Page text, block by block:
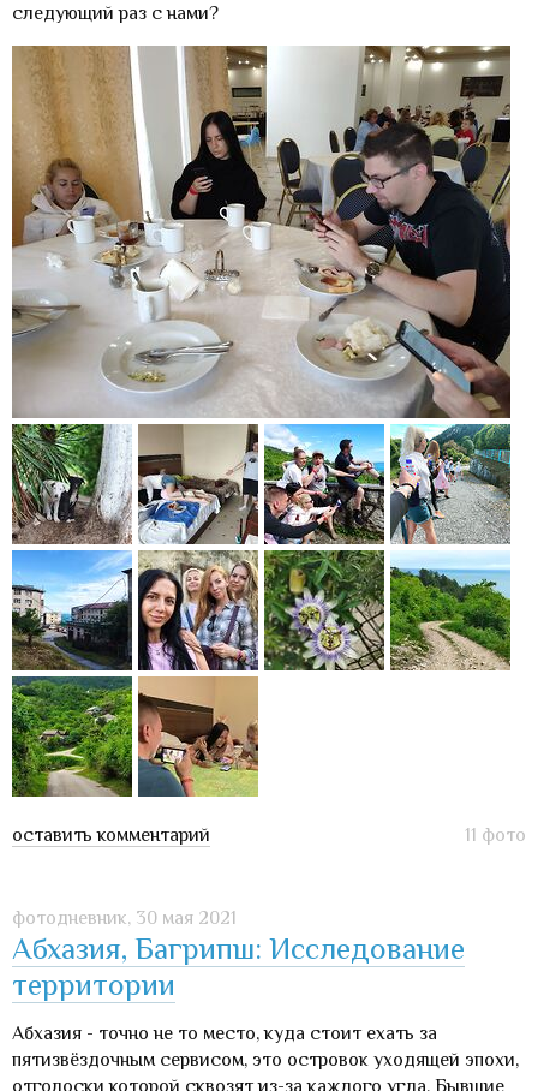
следующий раз с нами?
оставить комментарий 11 фото
фотодневник, 30 мая 2021
Абхазия, Багрипш: Исследование
территории
Абхазия - точно не то место, куда стоит ехать за
пятизвёздочным сервисом, это островок уходящей эпохи,
отголоски которой сквозят из-за каждого угла. Бывшие